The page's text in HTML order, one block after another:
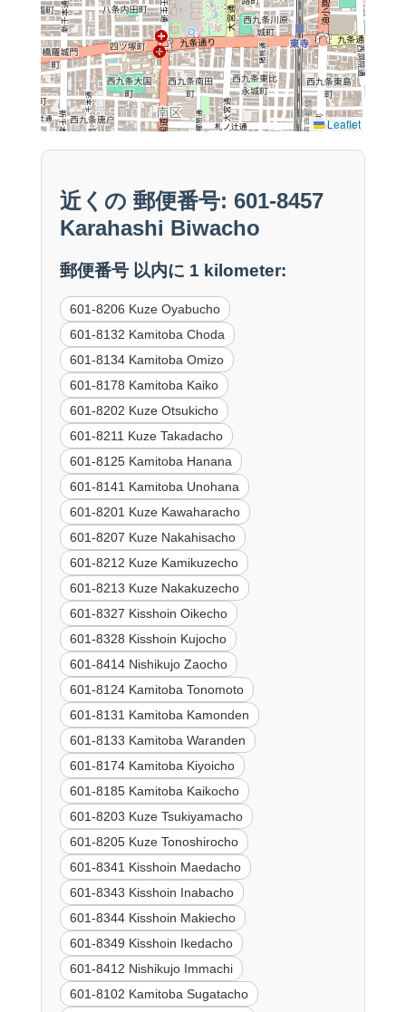
Leaflet
近くの 郵便番号: 601-8457
Karahashi Biwacho
郵便番号 以内に 1 kilometer:
601-8206 Kuze Oyabucho
601-8132 Kamitoba Choda
601-8134 Kamitoba Omizo
601-8178 Kamitoba Kaiko
601-8202 Kuze Otsukicho
601-8211 Kuze Takadacho
601-8125 Kamitoba Hanana
601-8141 Kamitoba Unohana
601-8201 Kuze Kawaharacho
601-8207 Kuze Nakahisacho
601-8212 Kuze Kamikuzecho
601-8213 Kuze Nakakuzecho
601-8327 Kisshoin Oikecho
601-8328 Kisshoin Kujocho
601-8414 Nishikujo Zaocho
601-8124 Kamitoba Tonomoto
601-8131 Kamitoba Kamonden
601-8133 Kamitoba Waranden
601-8174 Kamitoba Kiyoicho
601-8185 Kamitoba Kaikocho
601-8203 Kuze Tsukiyamacho
601-8205 Kuze Tonoshirocho
601-8341 Kisshoin Maedacho
601-8343 Kisshoin Inabacho
601-8344 Kisshoin Makiecho
601-8349 Kisshoin Ikedacho
601-8412 Nishikujo Immachi
601-8102 Kamitoba Sugatacho